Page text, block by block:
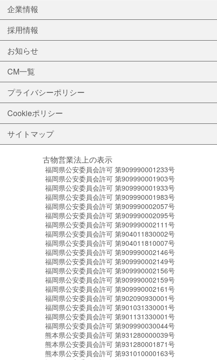
企業情報
採用情報
お知らせ
CM一覧
プライバシーポリシー
Cookieポリシー
サイトマップ
古物営業法上の表示
福岡県公安委員会許可 第909990001233号
福岡県公安委員会許可 第909990001903号
福岡県公安委員会許可 第909990001933号
福岡県公安委員会許可 第909990001983号
福岡県公安委員会許可 第909990002057号
福岡県公安委員会許可 第909990002095号
福岡県公安委員会許可 第909990002111号
福岡県公安委員会許可 第904011830002号
福岡県公安委員会許可 第904011810007号
福岡県公安委員会許可 第909990002146号
福岡県公安委員会許可 第909990002149号
福岡県公安委員会許可 第909990002156号
福岡県公安委員会許可 第909990002159号
福岡県公安委員会許可 第909990002161号
福岡県公安委員会許可 第902090930001号
福岡県公安委員会許可 第901031330001号
福岡県公安委員会許可 第901131330001号
福岡県公安委員会許可 第909990030044号
熊本県公安委員会許可 第931280000039号
熊本県公安委員会許可 第931280001871号
熊本県公安委員会許可 第931010000163号